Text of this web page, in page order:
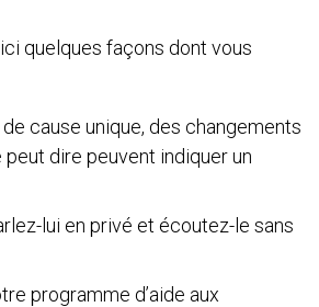
quelques façons dont vous
de cause unique, des changements
peut dire peuvent indiquer un
lui en privé et écoutez-le sans
programme d’aide aux